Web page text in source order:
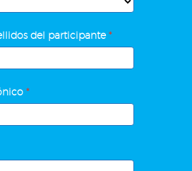
del participante*
*